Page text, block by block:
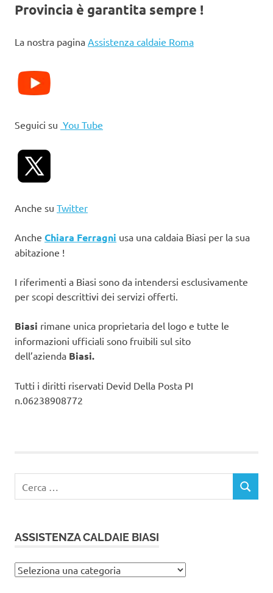
Provincia è garantita sempre !
La nostra pagina Assistenza caldaie Roma
Seguici su You Tube
Anche su Twitter
Anche Chiara Ferragni usa una caldaia Biasi per la sua
abitazione !
I riferimenti a Biasi sono da intendersi esclusivamente
per scopi descrittivi dei servizi offerti.
Biasi rimane unica proprietaria del logo e tutte le
informazioni ufficiali sono fruibili sul sito
dell’azienda Biasi.
Tutti i diritti riservati Devid Della Posta PI
n.06238908772
per:
CERCA
ASSISTENZA CALDAIE BIASI
Assistenza